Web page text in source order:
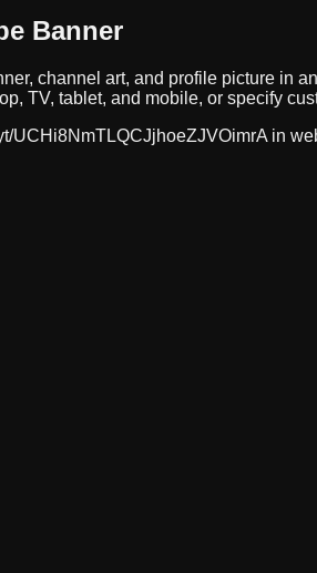
Banner
channel art, and profile picture in
TV, tablet, and mobile, or specify
UCHi8NmTLQCJjhoeZJVOimrA in